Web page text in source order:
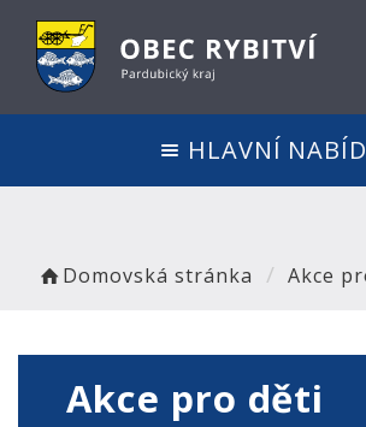
HLAVNÍ
Domovská stránka Akce
Akce pro děti